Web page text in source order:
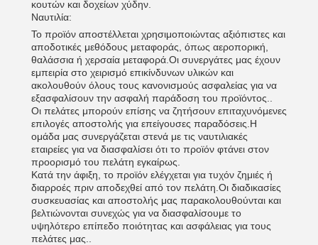
κουτών και δοχείων χύδην.
Ναυτιλία:
Το προϊόν αποστέλλεται χρησιμοποιώντας αξιόπιστες και
αποδοτικές μεθόδους μεταφοράς, όπως αεροπορική,
θαλάσσια ή χερσαία μεταφορά.Οι συνεργάτες μας έχουν
εμπειρία στο χειρισμό επικίνδυνων υλικών και
ακολουθούν όλους τους κανονισμούς ασφαλείας για να
εξασφαλίσουν την ασφαλή παράδοση του προϊόντος..
Οι πελάτες μπορούν επίσης να ζητήσουν επιταχυνόμενες
επιλογές αποστολής για επείγουσες παραδόσεις.Η
ομάδα μας συνεργάζεται στενά με τις ναυτιλιακές
εταιρείες για να διασφαλίσει ότι το προϊόν φτάνει στον
προορισμό του πελάτη εγκαίρως.
Κατά την άφιξη, το προϊόν ελέγχεται για τυχόν ζημιές ή
διαρροές πριν αποδεχθεί από τον πελάτη.Οι διαδικασίες
συσκευασίας και αποστολής μας παρακολουθούνται και
βελτιώνονται συνεχώς για να διασφαλίσουμε το
υψηλότερο επίπεδο ποιότητας και ασφάλειας για τους
πελάτες μας..